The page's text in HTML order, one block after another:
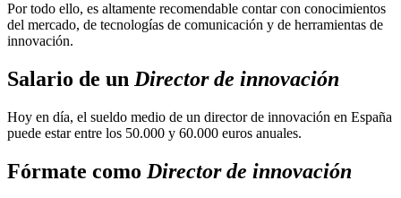
Por todo ello, es altamente recomendable contar con conocimientos
del mercado, de tecnologías de comunicación y de herramientas de
innovación.
Salario de un Director de innovación
Hoy en día, el sueldo medio de un director de innovación en España
puede estar entre los 50.000 y 60.000 euros anuales.
Fórmate como Director de innovación